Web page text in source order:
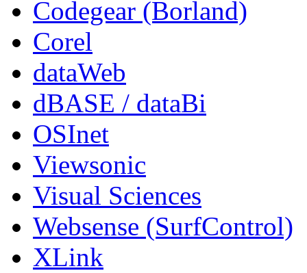
Codegear (Borland)
Corel
dataWeb
dBASE / dataBi
OSInet
Viewsonic
Visual Sciences
Websense (SurfControl)
XLink